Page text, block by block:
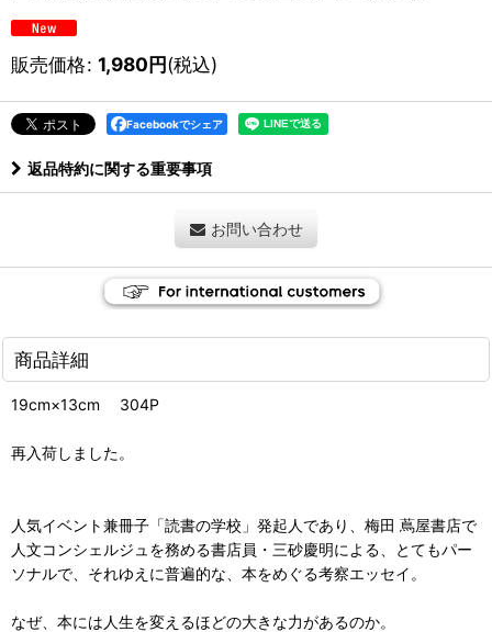
販売価格: 1,980円(税込)
Facebookでシェア
返品特約に関する重要事項
お問い合わせ
商品詳細
19cm×13cm 304P
再入荷しました。
人気イベント兼冊子「読書の学校」発起人であり、梅田 蔦屋書店で
人文コンシェルジュを務める書店員・三砂慶明による、とてもパー
ソナルで、それゆえに普遍的な、本をめぐる考察エッセイ。
なぜ、本には人生を変えるほどの大きな力があるのか。